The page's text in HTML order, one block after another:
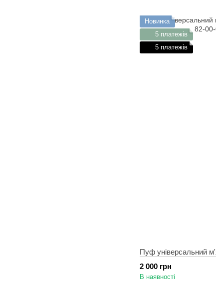
Новинка
5 платежів
5 платежів
Пуф універсальний
2 000 грн
В наявності